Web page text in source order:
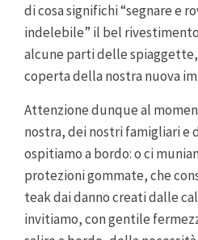
di cosa significhi “segnare e
indelebile” il bel
alcune parti delle spiaggette,
coperta della nostra nuova
Attenzione dunque al
nostra, dei nostri famigliari e
ospitiamo a bordo: o ci
protezioni gommate, che
teak dai danno creati dalle
invitiamo, con gentile